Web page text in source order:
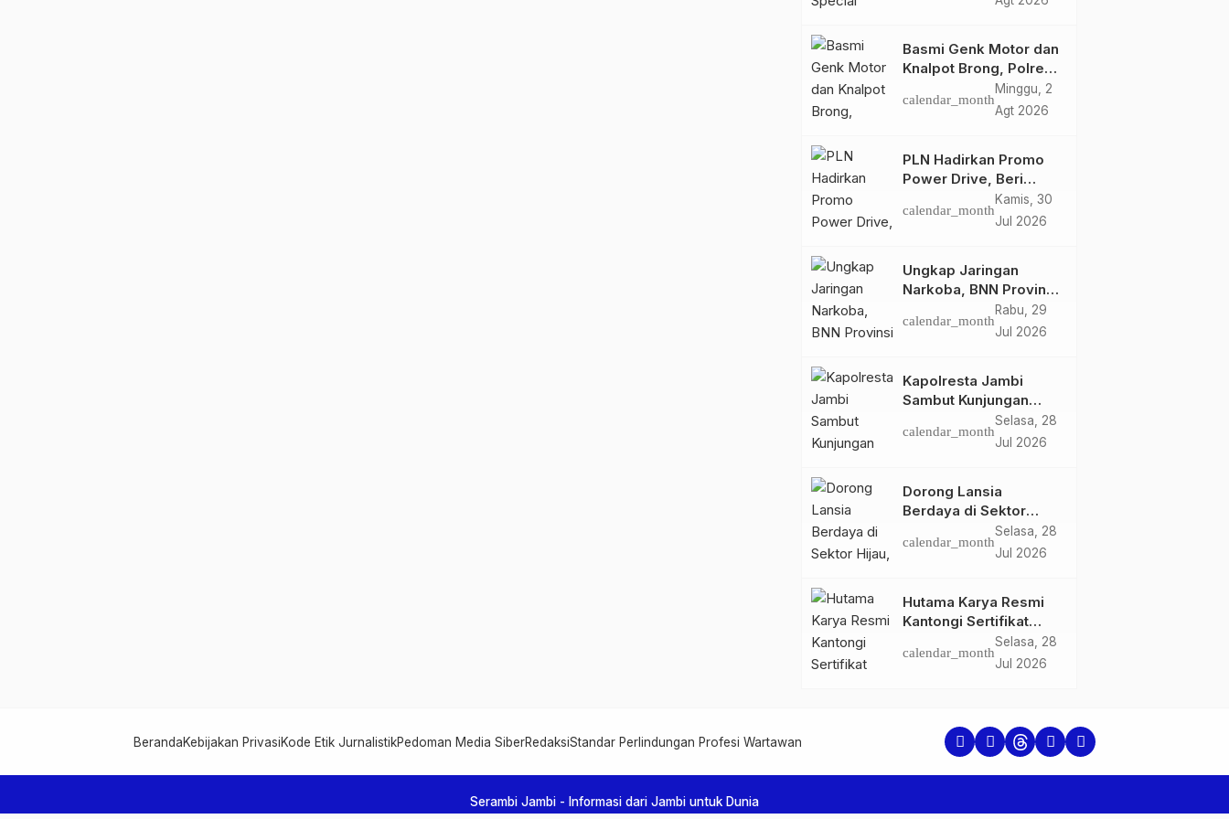
Basmi Genk Motor dan
Knalpot Brong, Polres
Tanjab Barat Amankan
Belasan Kendaraan
calendar_month
Minggu, 2
Agt 2026
PLN Hadirkan Promo
Power Drive, Beri
Diskon Tambah Daya
50% di Ajang GIIAS
calendar_month
Kamis, 30
Jul 2026
Ungkap Jaringan
Narkoba, BNN Provinsi
Jambi dan Bea Cukai
Amankan Sembilan
Gram Sabu
calendar_month
Rabu, 29
Jul 2026
Kapolresta Jambi
Sambut Kunjungan
Ketua dan Pengurus
PWI Kota Jambi
calendar_month
Selasa, 28
Jul 2026
Dorong Lansia
Berdaya di Sektor
Hijau, Pertamina EP
Jambi Gagas
calendar_month
Selasa, 28
Jul 2026
Hutama Karya Resmi
Kantongi Sertifikat
Persetujuan Laik
Fungsi Struktur
calendar_month
Selasa, 28
Jul 2026
BerandaKebijakan PrivasiKode Etik JurnalistikPedoman Media SiberRedaksiStandar Perlindungan Profesi Wartawan
Serambi Jambi - Informasi dari Jambi untuk Dunia